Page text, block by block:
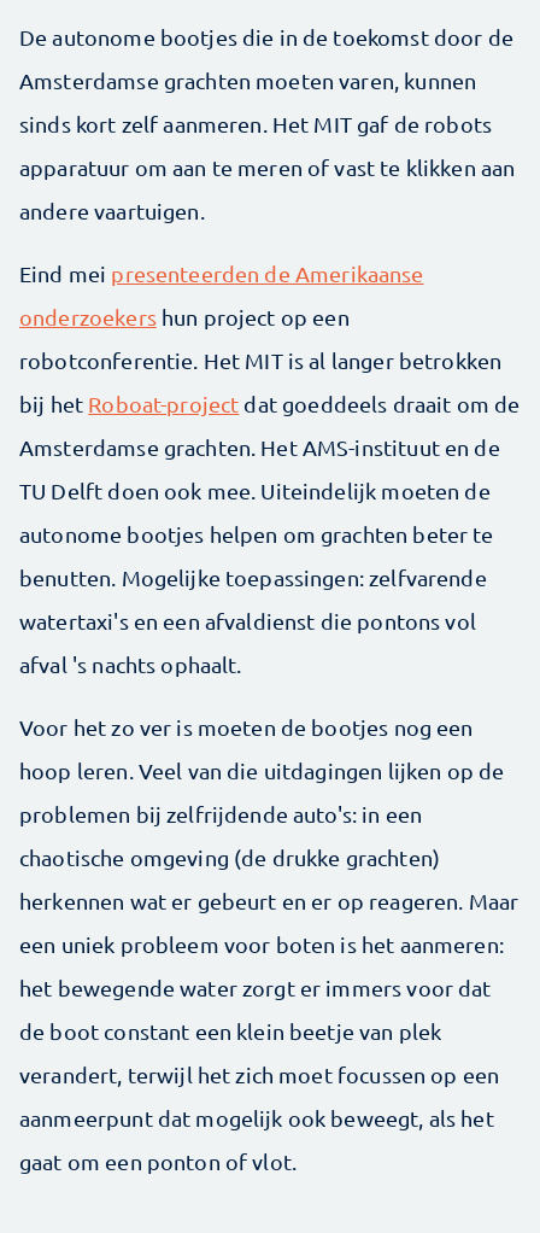
De autonome bootjes die in de toekomst door de
Amsterdamse grachten moeten varen, kunnen
sinds kort zelf aanmeren. Het MIT gaf de robots
apparatuur om aan te meren of vast te klikken aan
andere vaartuigen.
Eind mei presenteerden de Amerikaanse
onderzoekershun project op een
robotconferentie. Het MIT is al langer betrokken
bij het Roboat-project dat goeddeels draait om de
Amsterdamse grachten. Het AMS-instituut en de
TU Delft doen ook mee. Uiteindelijk moeten de
autonome bootjes helpen om grachten beter te
benutten. Mogelijke toepassingen: zelfvarende
watertaxi's en een afvaldienst die pontons vol
afval 's nachts ophaalt.
Voor het zo ver is moeten de bootjes nog een
hoop leren. Veel van die uitdagingen lijken op de
problemen bij zelfrijdende auto's: in een
chaotische omgeving (de drukke grachten)
herkennen wat er gebeurt en er op reageren. Maar
een uniek probleem voor boten is het aanmeren:
het bewegende water zorgt er immers voor dat
de boot constant een klein beetje van plek
verandert, terwijl het zich moet focussen op een
aanmeerpunt dat mogelijk ook beweegt, als het
gaat om een ponton of vlot.